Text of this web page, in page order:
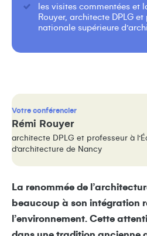
La renommée de
beaucoup à son intégration
l’environnement. Cette
les visites commentées et
Rouyer, architecte DPLG et
nationale supérieure
Votre conférencier
Rémi Rouyer
architecte DPLG et professeur à
d’architecture de Nancy